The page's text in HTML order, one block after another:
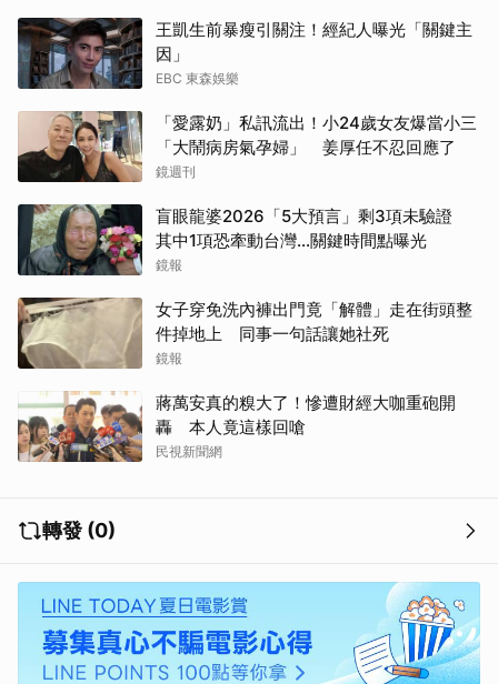
王凱生前暴瘦引關注！經紀人曝光「關鍵主
因」
EBC 東森娛樂
「愛露奶」私訊流出！小24歲女友爆當小三
「大鬧病房氣孕婦」 姜厚任不忍回應了
鏡週刊
盲眼龍婆2026「5大預言」剩3項未驗證
其中1項恐牽動台灣...關鍵時間點曝光
鏡報
女子穿免洗內褲出門竟「解體」走在街頭整
件掉地上 同事一句話讓她社死
鏡報
蔣萬安真的糗大了！慘遭財經大咖重砲開
轟 本人竟這樣回嗆
民視新聞網
轉發 (0)